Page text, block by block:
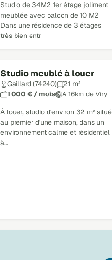
Studio de 34M2 1er étage joliment
meublée avec balcon de 10 M2
Dans une résidence de 3 étages
très bien entr
Studio meublé à louer
Loué
Gaillard (74240)
21 m²
1 000 € / mois
À 16km de Viry
À louer, studio d'environ 32 m² situé
au premier d'une maison, dans un
environnement calme et résidentiel
à…